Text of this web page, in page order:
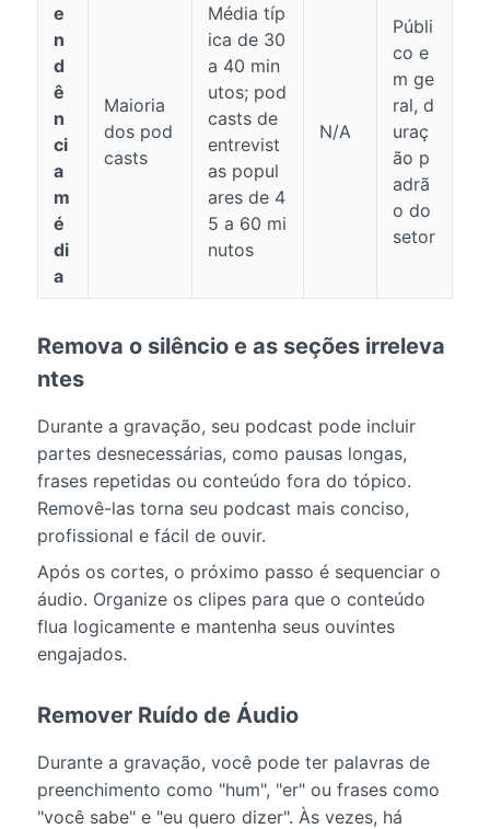
e
n
d
ê
n
ci
a
m
é
di
a
Maioria
dos pod
casts
Média típ
ica de 30
a 40 min
utos; pod
casts de
entrevist
as popul
ares de 4
5 a 60 mi
nutos
N/A
Públi
co e
m ge
ral, d
uraç
ão p
adrã
o do
setor
Remova o silêncio e as seções irreleva
ntes
Durante a gravação, seu podcast pode incluir
partes desnecessárias, como pausas longas,
frases repetidas ou conteúdo fora do tópico.
Removê-las torna seu podcast mais conciso,
profissional e fácil de ouvir.
Após os cortes, o próximo passo é sequenciar o
áudio. Organize os clipes para que o conteúdo
flua logicamente e mantenha seus ouvintes
engajados.
Remover Ruído de Áudio
Durante a gravação, você pode ter palavras de
preenchimento como "hum", "er" ou frases como
"você sabe" e "eu quero dizer". Às vezes, há